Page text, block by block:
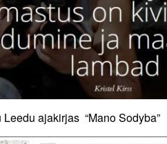
ajakirjas “Mano Sodyba”